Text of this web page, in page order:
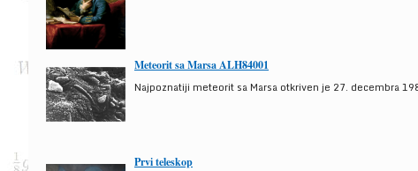
Meteorit sa Marsa ALH84001
Najpoznatiji meteorit sa Marsa otkriven je 27. decembra
Prvi teleskop